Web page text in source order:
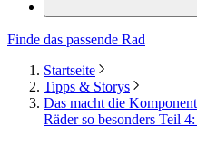
Finde das passende Rad
Startseite
Tipps & Storys
Das macht die
Räder so besonders Teil